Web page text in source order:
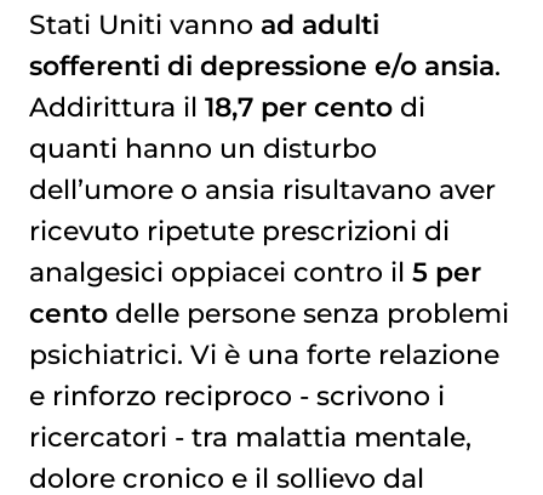
Stati Uniti vanno ad adulti
sofferenti di depressione e/o ansia.
Addirittura il 18,7 per centodi
quanti hanno un disturbo
dell’umore o ansia risultavano aver
ricevuto ripetute prescrizioni di
analgesici oppiacei contro il 5 per
centodelle persone senza problemi
psichiatrici. Vi è una forte relazione
e rinforzo reciproco - scrivono i
ricercatori - tra malattia mentale,
dolore cronico e il sollievo dal